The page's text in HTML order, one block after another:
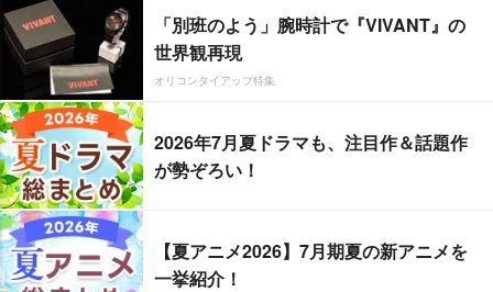
「別班のよう」腕時計で『VIVANT』の
世界観再現
オリコンタイアップ特集
2026年7月夏ドラマも、注目作＆話題作
が勢ぞろい！
【夏アニメ2026】7月期夏の新アニメを
一挙紹介！